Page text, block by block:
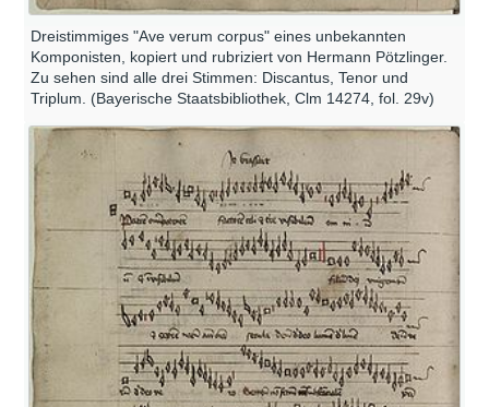
Dreistimmiges "Ave verum corpus" eines unbekannten
Komponisten, kopiert und rubriziert von Hermann Pötzlinger.
Zu sehen sind alle drei Stimmen: Discantus, Tenor und
Triplum. (Bayerische Staatsbibliothek, Clm 14274, fol. 29v)